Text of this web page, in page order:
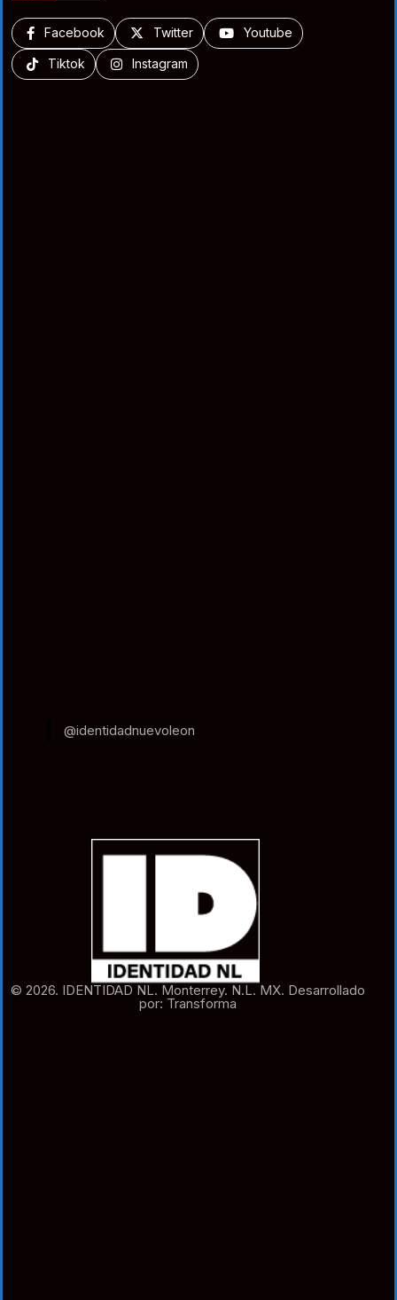
Facebook Twitter Youtube
Tiktok Instagram
@identidadnuevoleon
© 2026. IDENTIDAD NL. Monterrey. N.L. MX. Desarrollado
por: Transforma